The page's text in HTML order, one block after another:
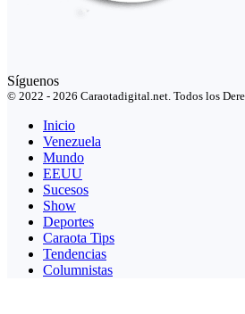
Síguenos
© 2022 - 2026 Caraotadigital.net. Todos los
Inicio
Venezuela
Mundo
EEUU
Sucesos
Show
Deportes
Caraota Tips
Tendencias
Columnistas